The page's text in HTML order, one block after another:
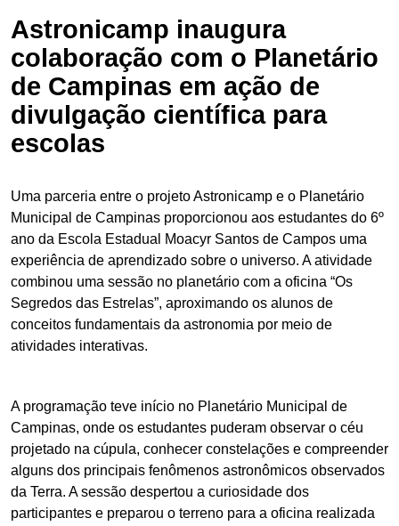
Astronicamp inaugura
colaboração com o Planetário
de Campinas em ação de
divulgação científica para
escolas
Uma parceria entre o projeto Astronicamp e o Planetário
Municipal de Campinas proporcionou aos estudantes do 6º
ano da Escola Estadual Moacyr Santos de Campos uma
experiência de aprendizado sobre o universo. A atividade
combinou uma sessão no planetário com a oficina “Os
Segredos das Estrelas”, aproximando os alunos de
conceitos fundamentais da astronomia por meio de
atividades interativas.
A programação teve início no Planetário Municipal de
Campinas, onde os estudantes puderam observar o céu
projetado na cúpula, conhecer constelações e compreender
alguns dos principais fenômenos astronômicos observados
da Terra. A sessão despertou a curiosidade dos
participantes e preparou o terreno para a oficina realizada